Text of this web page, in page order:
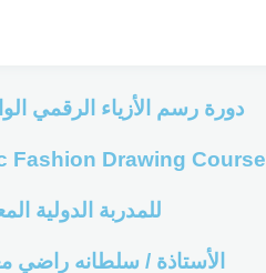
دورة رسم الأزياء الرقمي
Fashion Drawing Course
للمدربة الدولية
الأستاذة / سلطانه راضي